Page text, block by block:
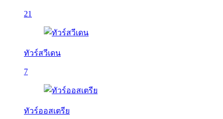
21
ทัวร์สวีเดน
7
ทัวร์ออสเตรีย